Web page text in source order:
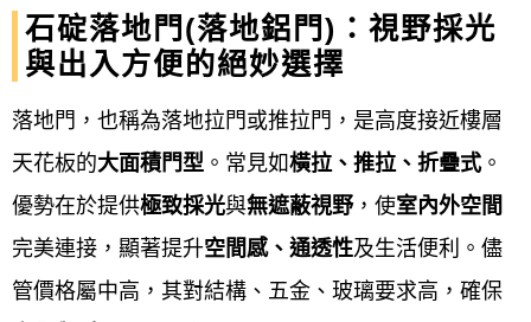
現場清潔 ：: 清潔施工現場，恢復環
境整潔。
驗收：: 與業主確認所有細節皆符合
合約要求後，進行最終驗收並完成
收款。
售後保固 ：
石碇落地門(落地鋁門)：視野採光
與出入方便的絕妙選擇
落地門，也稱為落地拉門或推拉門，是高度接近樓層
天花板的大面積門型 。常見如橫拉、推拉、折疊式。
優勢在於提供極致採光與無遮蔽視野，使室內外空間
完美連接，顯著提升空間感、通透性及生活便利。儘
管價格屬中高，其對結構、五金、玻璃要求高，確保